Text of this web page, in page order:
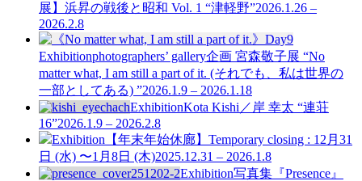
展】浜昇の戦後と昭和 Vol. 1 “津軽野”2026.1.26 –
2026.2.8
Exhibitionphotographers’ gallery企画 宮森敬子展 “No
matter what, I am still a part of it. (それでも、私は世界の
一部としてある) ”2026.1.9 – 2026.1.18
ExhibitionKota Kishi／岸 幸太 “連荘
16”2026.1.9 – 2026.2.8
Exhibition 【年末年始休廊】Temporary closing : 12月31
日 (水) 〜1月8日 (木)2025.12.31 – 2026.1.8
Exhibition写真集『Presence』